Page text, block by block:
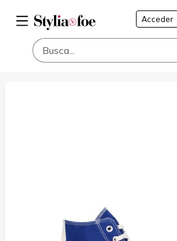
Acceder